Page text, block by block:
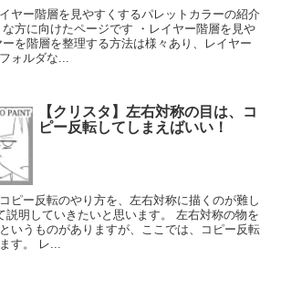
ヤー階層を見やすくするパレットカラーの紹介
方に向けたページです ・レイヤー階層を見や
を階層を整理する方法は様々あり、レイヤー
ォルダな...
【クリスタ】左右対称の目は、コ
ピー反転してしまえばいい！
ピー反転のやり方を、左右対称に描くのが難し
説明していきたいと思います。 左右対称の物を
いうものがありますが、ここでは、コピー反転
す。 レ...